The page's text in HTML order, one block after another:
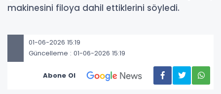
makinesini filoya dahil ettiklerini söyledi.
01-06-2026 15:19
Güncelleme : 01-06-2026 15:19
Abone Ol